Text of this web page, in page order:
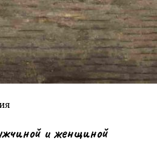
и женщиной